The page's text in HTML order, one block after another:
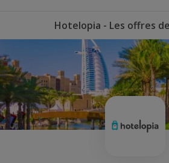
Hotelopia - Les offres